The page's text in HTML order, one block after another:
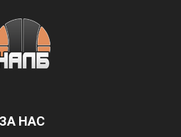
ЗА НАС